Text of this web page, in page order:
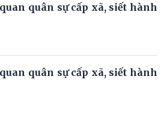
quân sự cấp xã, siết hành
quân sự cấp xã, siết hành